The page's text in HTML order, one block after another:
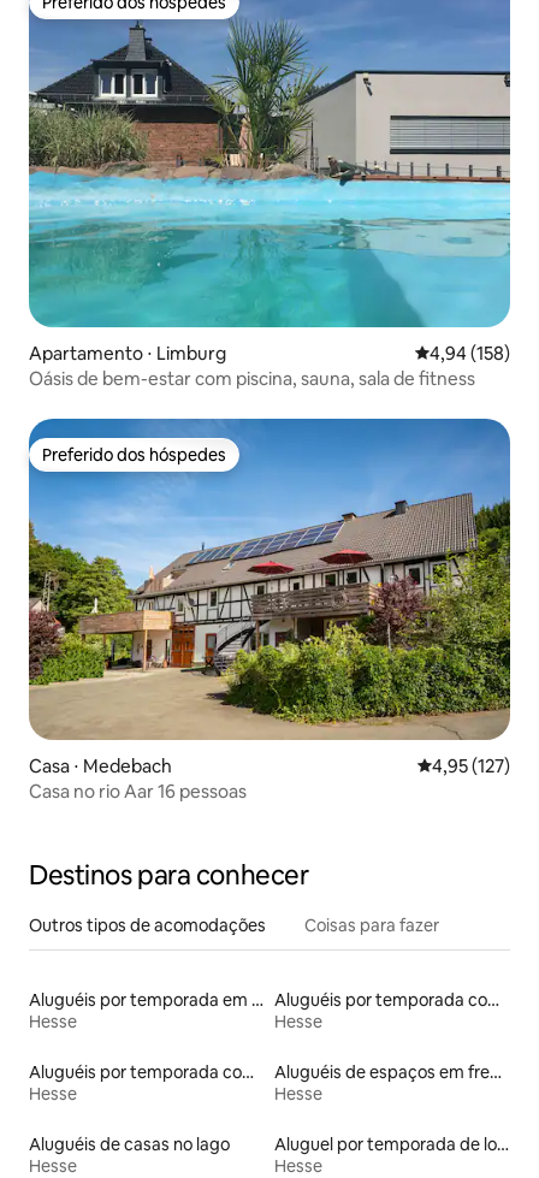
Preferido dos hóspedes
Apartamento ⋅ Limburg 4,94 de uma
4,94 (158)
Oásis de bem-estar com piscina, sauna, sala de fitness
Preferido dos hóspedes
Preferido dos hóspedes
Casa ⋅ Medebach 4,95 de uma
4,95 (127)
Casa no rio Aar 16 pessoas
Destinos para conhecer
Outros tipos de acomodações Coisas para fazer
Aluguéis por temporada em albergue
Hesse
Aluguéis por temporada com sauna
Hesse
Aluguéis por temporada com caiaque
Hesse
Aluguéis de espaços em frente à praia
Hesse
Aluguéis de casas no lago
Hesse
Aluguel por temporada de lofts
Hesse